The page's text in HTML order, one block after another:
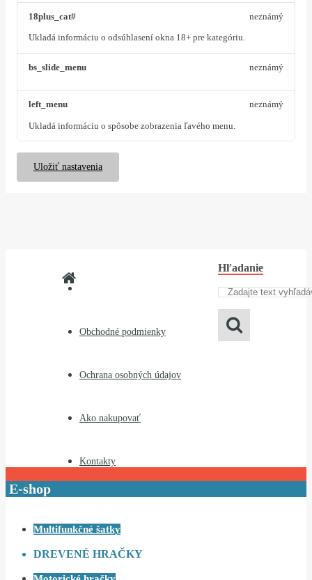
18plus_cat#
Ukladá informáciu o odsúhlasení okna 18+ pre kategóriu.
neznámý
bs_slide_menu neznámý
left_menu
Ukladá informáciu o spôsobe zobrazenia ľavého menu.
neznámý
Uložiť nastavenia
Obchodné podmienky
Ochrana osobných údajov
Ako nakupovať
Kontakty
Hľadanie
E-shop
Multifunkčné šatky
DREVENÉ HRAČKY